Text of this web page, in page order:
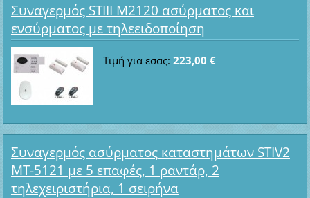
Συναγερμός STIII M2120 ασύρματος και
ενσύρματος με τηλεειδοποίηση
Τιμή για εσας: 223,00 €
Συναγερμός ασύρματος καταστημάτων STIV2
MT-5121 με 5 επαφές, 1 ραντάρ, 2
τηλεχειριστήρια, 1 σειρήνα